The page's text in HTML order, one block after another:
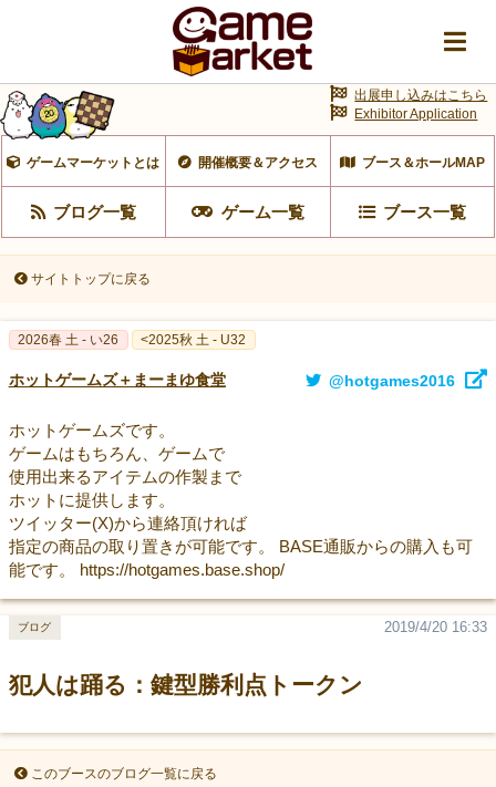
ゲームマーケットとは 開催概要＆アクセス ブース＆ホールMAP
ブログ一覧 ゲーム一覧 ブース一覧
出展申し込みはこちら
Exhibitor Application
サイトトップに戻る
2026春 土 - い26 <2025秋 土 - U32
ホットゲームズ＋まーまゆ食堂 @hotgames2016
ホットゲームズです。
ゲームはもちろん、ゲームで
使用出来るアイテムの作製まで
ホットに提供します。
ツイッター(X)から連絡頂ければ
指定の商品の取り置きが可能です。 BASE通販からの購入も可
能です。 https://hotgames.base.shop/
犯人は踊る：鍵型勝利点トークン
2019/4/20 16:33
ブログ
このブースのブログ一覧に戻る